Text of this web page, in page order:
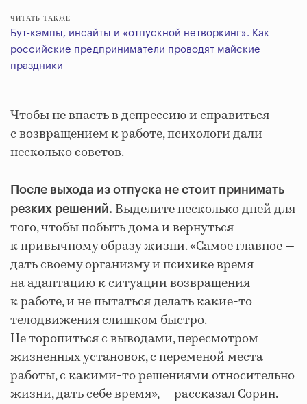
ЧИТАТЬ ТАКЖЕ
Бут-кэмпы, инсайты и «отпускной нетворкинг». Как
российские предприниматели проводят майские
праздники
Чтобы не впасть в депрессию и справиться
с возвращением к работе, психологи дали
несколько советов.
После выхода из отпуска не стоит принимать
резких решений. Выделите несколько дней для
того, чтобы побыть дома и вернуться
к привычному образу жизни. «Самое главное —
дать своему организму и психике время
на адаптацию к ситуации возвращения
к работе, и не пытаться делать какие-то
телодвижения слишком быстро.
Не торопиться с выводами, пересмотром
жизненных установок, с переменой места
работы, с какими-то решениями относительно
жизни, дать себе время», — рассказал Сорин.